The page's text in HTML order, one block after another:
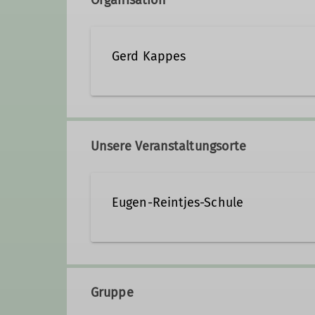
Gerd Kappes
Trainer C Bergsteigen
Unsere Veranstaltungsorte
Eugen-Reintjes-Schule
Gruppe